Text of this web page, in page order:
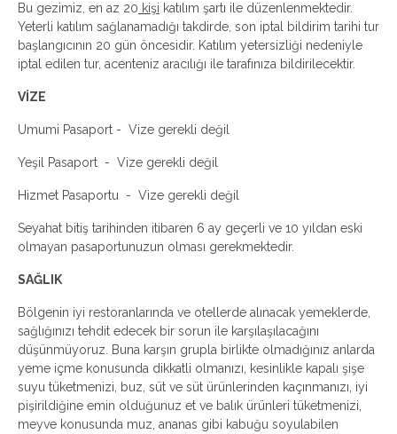
Bu gezimiz, en az 20 kişi katılım şartı ile düzenlenmektedir.
Yeterli katılım sağlanamadığı takdirde, son iptal bildirim tarihi tur
başlangıcının 20 gün öncesidir. Katılım yetersizliği nedeniyle
iptal edilen tur, acenteniz aracılığı ile tarafınıza bildirilecektir.
VİZE
Umumi Pasaport - Vize gerekli değil
Yeşil Pasaport - Vize gerekli değil
Hizmet Pasaportu - Vize gerekli değil
Seyahat bitiş tarihinden itibaren 6 ay geçerli ve 10 yıldan eski
olmayan pasaportunuzun olması gerekmektedir.
SAĞLIK
Bölgenin iyi restoranlarında ve otellerde alınacak yemeklerde,
sağlığınızı tehdit edecek bir sorun ile karşılaşılacağını
düşünmüyoruz. Buna karşın grupla birlikte olmadığınız anlarda
yeme içme konusunda dikkatli olmanızı, kesinlikle kapalı şişe
suyu tüketmenizi, buz, süt ve süt ürünlerinden kaçınmanızı, iyi
pişirildiğine emin olduğunuz et ve balık ürünleri tüketmenizi,
meyve konusunda muz, ananas gibi kabuğu soyulabilen